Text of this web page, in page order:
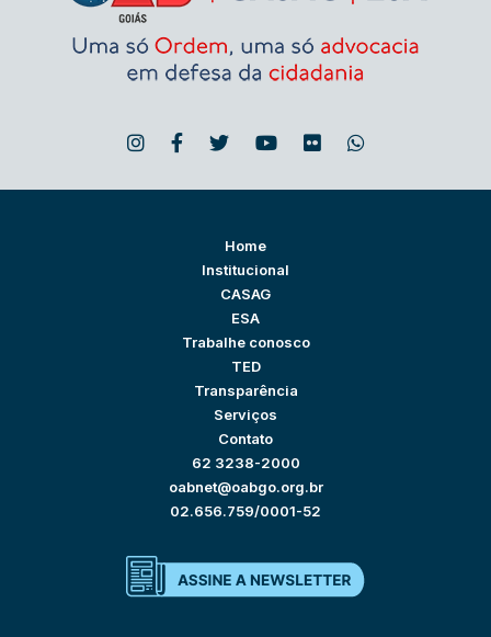
Home
Institucional
CASAG
ESA
Trabalhe conosco
TED
Transparência
Serviços
Contato
62 3238-2000
oabnet@oabgo.org.br
02.656.759/0001-52